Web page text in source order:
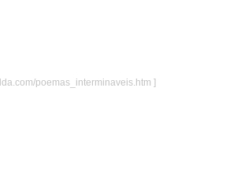
poemas_interminaveis.htm ]